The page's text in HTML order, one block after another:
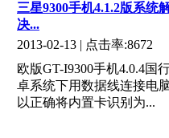
三星9300手机4.1.2版系统
决...
2013-02-13 | 点击率:8672
欧版GT-I9300手机4.0.4国
卓系统下用数据线连接电
以正确将内置卡识别为...